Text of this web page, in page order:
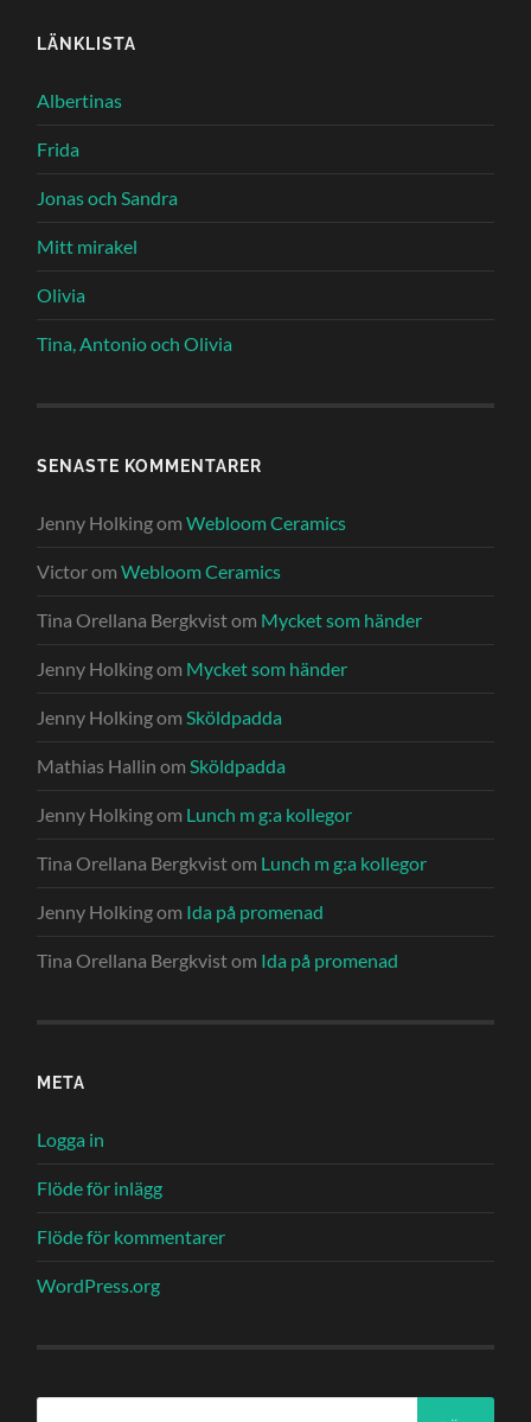
LÄNKLISTA
Albertinas
Frida
Jonas och Sandra
Mitt mirakel
Olivia
Tina, Antonio och Olivia
SENASTE KOMMENTARER
Jenny HolkingomWebloom Ceramics
VictoromWebloom Ceramics
Tina Orellana Bergkvistom Mycket som händer
Jenny Holkingom Mycket som händer
Jenny HolkingomSköldpadda
Mathias Hallin omSköldpadda
Jenny Holkingom Lunch m g:a kollegor
Tina Orellana Bergkvistom Lunch m g:a kollegor
Jenny Holkingom Ida på promenad
Tina Orellana Bergkvistom Ida på promenad
META
Logga in
Flöde för inlägg
Flöde för kommentarer
WordPress.org